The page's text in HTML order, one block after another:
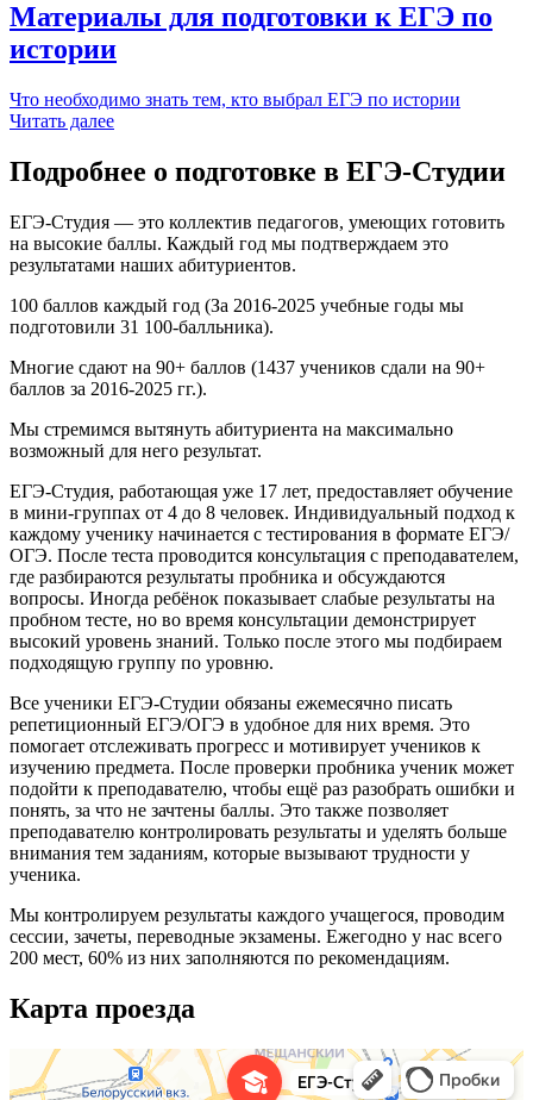
Материалы для подготовки к ЕГЭ по
истории
Что необходимо знать тем, кто выбрал ЕГЭ по истории
Читать далее
Подробнее о подготовке в ЕГЭ-Студии
ЕГЭ-Студия — это коллектив педагогов, умеющих готовить
на высокие баллы. Каждый год мы подтверждаем это
результатами наших абитуриентов.
100 баллов каждый год (За 2016-2025 учебные годы мы
подготовили 31 100-балльника).
Многие сдают на 90+ баллов (1437 учеников сдали на 90+
баллов за 2016-2025 гг.).
Мы стремимся вытянуть абитуриента на максимально
возможный для него результат.
ЕГЭ-Студия, работающая уже 17 лет, предоставляет обучение
в мини-группах от 4 до 8 человек. Индивидуальный подход к
каждому ученику начинается с тестирования в формате ЕГЭ/
ОГЭ. После теста проводится консультация с преподавателем,
где разбираются результаты пробника и обсуждаются
вопросы. Иногда ребёнок показывает слабые результаты на
пробном тесте, но во время консультации демонстрирует
высокий уровень знаний. Только после этого мы подбираем
подходящую группу по уровню.
Все ученики ЕГЭ-Студии обязаны ежемесячно писать
репетиционный ЕГЭ/ОГЭ в удобное для них время. Это
помогает отслеживать прогресс и мотивирует учеников к
изучению предмета. После проверки пробника ученик может
подойти к преподавателю, чтобы ещё раз разобрать ошибки и
понять, за что не зачтены баллы. Это также позволяет
преподавателю контролировать результаты и уделять больше
внимания тем заданиям, которые вызывают трудности у
ученика.
Мы контролируем результаты каждого учащегося, проводим
сессии, зачеты, переводные экзамены. Ежегодно у нас всего
200 мест, 60% из них заполняются по рекомендациям.
Карта проезда